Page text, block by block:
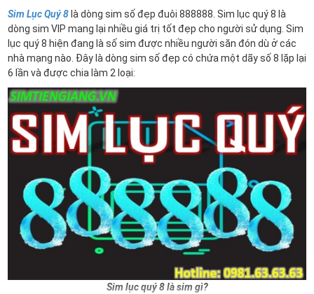
Sim Lục Quý 8 là dòng sim số đẹp đuôi 888888. Sim lục quý 8 là
dòng sim VIP mang lại nhiều giá trị tốt đẹp cho người sử dụng. Sim
lục quý 8 hiện đang là số sim được nhiều người săn đón dù ở các
nhà mạng nào. Đây là dòng sim số đẹp có chứa một dãy số 8 lặp lại
6 lần và được chia làm 2 loại:
Sim lục quý 8 là sim gì?